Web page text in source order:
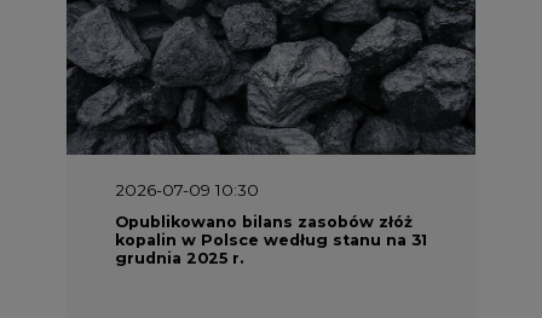
2026-07-09 10:30
Opublikowano bilans zasobów złóż
kopalin w Polsce według stanu na 31